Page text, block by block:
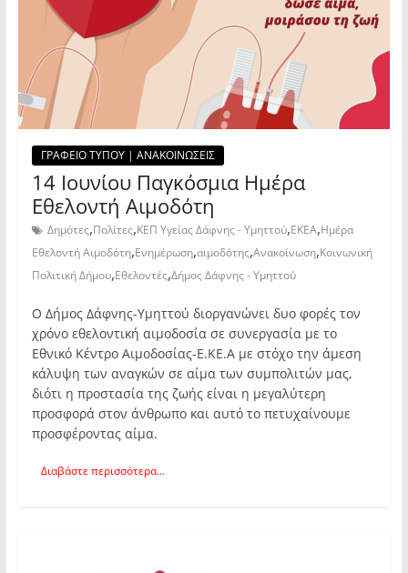
ΓΡΑΦΕΙΟ ΤΥΠΟΥ | ΑΝΑΚΟΙΝΩΣΕΙΣ
14 Ιουνίου Παγκόσμια Ημέρα
Εθελοντή Αιμοδότη
Δημότες,Πολίτες,ΚΕΠ Υγείας Δάφνης - Υμηττού,ΕΚΕΑ,Ημέρα
Εθελοντή Αιμοδότη,Ενημέρωση,αιμοδότης,Ανακοίνωση,Κοινωνική
Πολιτική Δήμου,Εθελοντές,Δήμος Δάφνης - Υμηττού
Ο Δήμος Δάφνης-Υμηττού διοργανώνει δυο φορές τον
χρόνο εθελοντική αιμοδοσία σε συνεργασία με το
Εθνικό Κέντρο Αιμοδοσίας-Ε.ΚΕ.Α με στόχο την άμεση
κάλυψη των αναγκών σε αίμα των συμπολιτών μας,
διότι η προστασία της ζωής είναι η μεγαλύτερη
προσφορά στον άνθρωπο και αυτό το πετυχαίνουμε
προσφέροντας αίμα.
Διαβάστε περισσότερα...